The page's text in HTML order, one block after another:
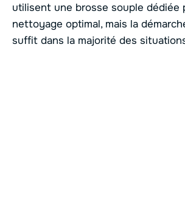
utilisent une brosse souple dédiée
nettoyage optimal, mais la
suffit dans la majorité des